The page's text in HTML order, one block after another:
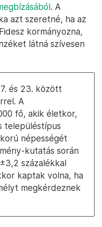
. A
azt szeretné, ha az
kormányozna,
látná szívesen
és 23. között
A
fő, akik életkor,
településtípus
népességét
kutatás során
százalékkal
kaptak volna, ha
megkérdeznek